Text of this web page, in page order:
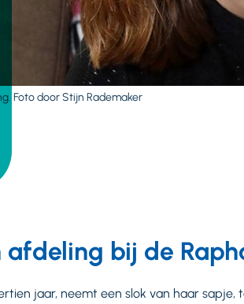
Foto door Stijn Rademaker
afdeling bij de
jaar, neemt een slok van haar